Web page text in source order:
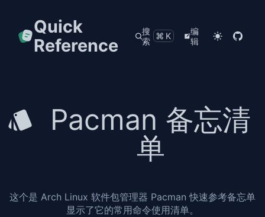
Quick
Reference
搜
索
⌘K
编
辑
Pacman 备忘清
单
这个是 Arch Linux 软件包管理器 Pacman 快速参考备忘单
显示了它的常用命令使用清单。